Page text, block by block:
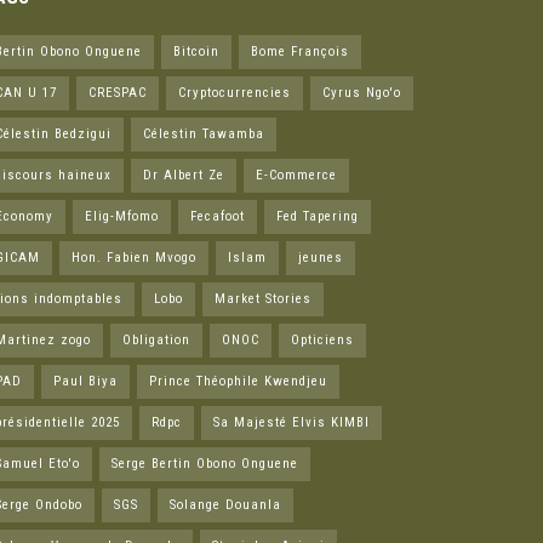
Obono Onguene Bitcoin Bome François
U 17 CRESPAC Cryptocurrencies Cyrus Ngo'o
Bedzigui Célestin Tawamba
haineux Dr Albert Ze E-Commerce
Elig-Mfomo Fecafoot Fed Tapering
Hon. Fabien Mvogo Islam jeunes
indomptables Lobo Market Stories
zogo Obligation ONOC Opticiens
Paul Biya Prince Théophile Kwendjeu
2025 Rdpc Sa Majesté Elvis KIMBI
Eto'o Serge Bertin Obono Onguene
Ondobo SGS Solange Douanla